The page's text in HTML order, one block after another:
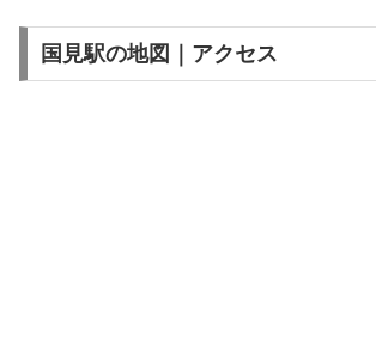
国見駅の地図｜アクセス